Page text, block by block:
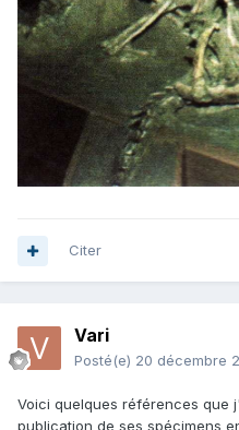
Citer
Vari
Posté(e) 20 décembre
Voici quelques références que
publication de ses spécimens